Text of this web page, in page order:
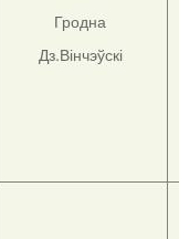
Гродна
Дз.Вінчэўскі